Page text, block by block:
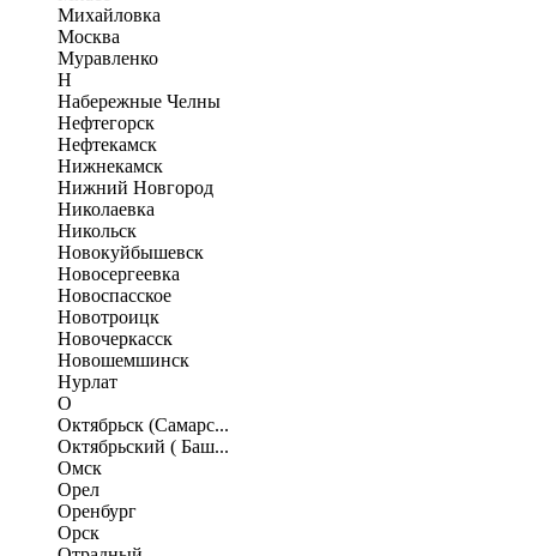
Михайловка
Москва
Муравленко
Н
Набережные Челны
Нефтегорск
Нефтекамск
Нижнекамск
Нижний Новгород
Николаевка
Никольск
Новокуйбышевск
Новосергеевка
Новоспасское
Новотроицк
Новочеркасск
Новошемшинск
Нурлат
О
Октябрьск (Самарс...
Октябрьский ( Баш...
Омск
Орел
Оренбург
Орск